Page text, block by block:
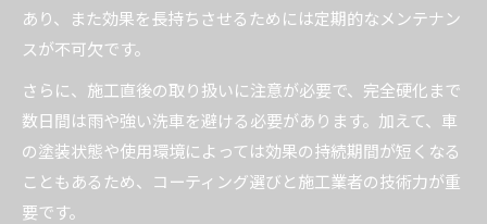
あり、また効果を長持ちさせるためには定期的なメンテナン
スが不可欠です。
さらに、施工直後の取り扱いに注意が必要で、完全硬化まで
数日間は雨や強い洗車を避ける必要があります。加えて、車
の塗装状態や使用環境によっては効果の持続期間が短くなる
こともあるため、コーティング選びと施工業者の技術力が重
要です。